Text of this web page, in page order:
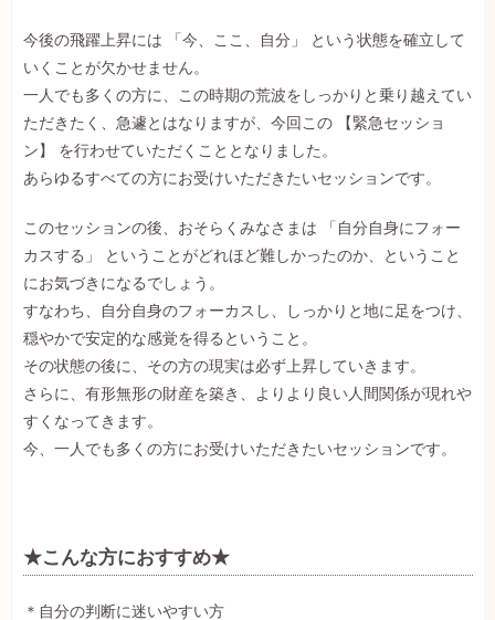
今後の飛躍上昇には 「今、ここ、自分」 という状態を確立して
いくことが欠かせません。
一人でも多くの方に、この時期の荒波をしっかりと乗り越えてい
ただきたく、急遽とはなりますが、今回この 【緊急セッショ
ン】 を行わせていただくこととなりました。
あらゆるすべての方にお受けいただきたいセッションです。
このセッションの後、おそらくみなさまは 「自分自身にフォー
カスする」 ということがどれほど難しかったのか、ということ
にお気づきになるでしょう。
すなわち、自分自身のフォーカスし、しっかりと地に足をつけ、
穏やかで安定的な感覚を得るということ。
その状態の後に、その方の現実は必ず上昇していきます。
さらに、有形無形の財産を築き、よりより良い人間関係が現れや
すくなってきます。
今、一人でも多くの方にお受けいただきたいセッションです。
★こんな方におすすめ★
＊自分の判断に迷いやすい方